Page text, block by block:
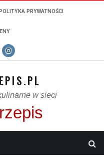
PRYWATNOŚCI
w sieci